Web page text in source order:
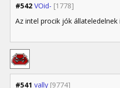
#542 VOid- [1778]
Az intel procik jók
#541 vally [9774]